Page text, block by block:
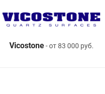
Vicostone- от 83 000 руб.